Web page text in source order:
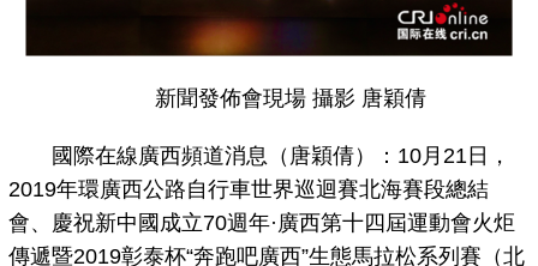
新聞發佈會現場 攝影 唐穎倩
國際在線廣西頻道消息（唐穎倩）：10月21日，
2019年環廣西公路自行車世界巡迴賽北海賽段總結
會、慶祝新中國成立70週年·廣西第十四屆運動會火炬
傳遞暨2019彰泰杯“奔跑吧廣西”生態馬拉松系列賽（北